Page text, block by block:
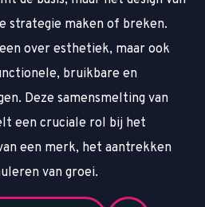
strategie maken of breken.
over esthetiek, maar ook
bruikbare en
Deze samensmelting van
een cruciale rol bij het
een merk, het aantrekken
van groei.